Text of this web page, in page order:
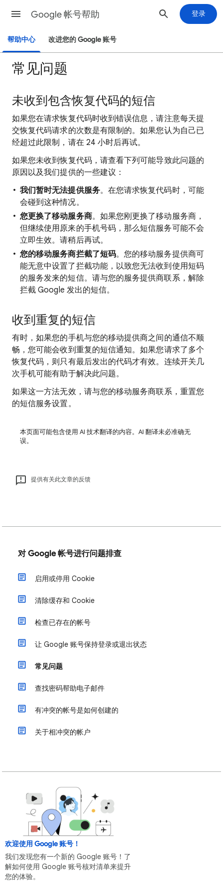
Google 帐号帮助 登录
帮助中心 改进您的 Google 账号
常见问题
未收到包含恢复代码的短信
如果您在请求恢复代码时收到错误信息，请注意每天提
交恢复代码请求的次数是有限制的。如果您认为自己已
经超过此限制，请在 24 小时后再试。
如果您未收到恢复代码，请查看下列可能导致此问题的
原因以及我们提供的一些建议：
我们暂时无法提供服务。在您请求恢复代码时，可能
会碰到这种情况。
您更换了移动服务商。如果您刚更换了移动服务商，
但继续使用原来的手机号码，那么短信服务可能不会
立即生效。请稍后再试。
您的移动服务商拦截了短码。您的移动服务提供商可
能无意中设置了拦截功能，以致您无法收到使用短码
的服务发来的短信。请与您的服务提供商联系，解除
拦截 Google 发出的短信。
收到重复的短信
有时，如果您的手机与您的移动提供商之间的通信不顺
畅，您可能会收到重复的短信通知。如果您请求了多个
恢复代码，则只有最后发出的代码才有效。连续开关几
次手机可能有助于解决此问题。
如果这一方法无效，请与您的移动服务商联系，重置您
的短信服务设置。
本页面可能包含使用 AI 技术翻译的内容。AI 翻译未必准确无
误。
提供有关此文章的反馈
对 Google 帐号进行问题排查
启用或停用 Cookie
清除缓存和 Cookie
检查已存在的帐号
让 Google 账号保持登录或退出状态
常见问题
查找密码帮助电子邮件
有冲突的帐号是如何创建的
关于相冲突的帐户
欢迎使用 Google 账号！
我们发现您有一个新的 Google 账号！了
解如何使用 Google 账号核对清单来提升
您的体验。